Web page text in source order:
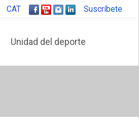
CAT Suscríbete
Unidad del deporte